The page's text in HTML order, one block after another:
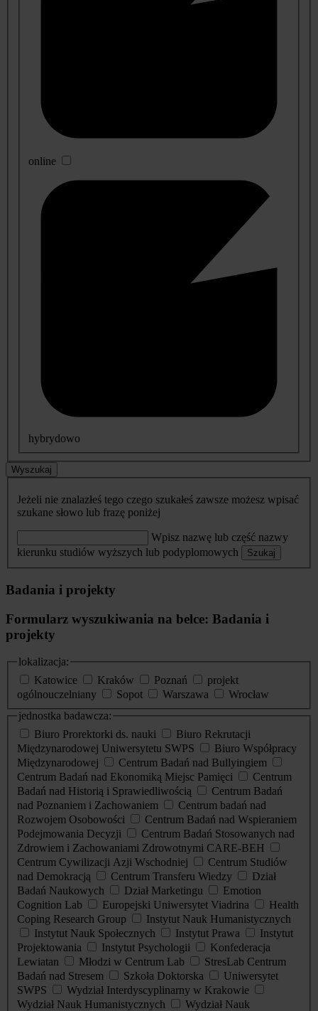
online
hybrydowo
Wyszukaj
Jeżeli nie znalazłeś tego czego szukałeś zawsze możesz wpisać
szukane słowo lub frazę poniżej
Wpisz nazwę lub część nazwy
kierunku studiów wyższych lub podyplomowych
Szukaj
Badania i projekty
Formularz wyszukiwania na belce: Badania i
projekty
lokalizacja:
Katowice
Kraków Poznań
projekt
ogólnouczelniany
Sopot Warszawa
Wrocław
jednostka badawcza:
Biuro Prorektorki ds. nauki
Biuro Rekrutacji
Międzynarodowej Uniwersytetu SWPS
Biuro Współpracy
Międzynarodowej
Centrum Badań nad Bullyingiem
Centrum Badań nad Ekonomiką Miejsc Pamięci
Centrum
Badań nad Historią i Sprawiedliwością
Centrum Badań
nad Poznaniem i Zachowaniem
Centrum badań nad
Rozwojem Osobowości
Centrum Badań nad Wspieraniem
Podejmowania Decyzji
Centrum Badań Stosowanych nad
Zdrowiem i Zachowaniami Zdrowotnymi CARE-BEH
Centrum Cywilizacji Azji Wschodniej
Centrum Studiów
nad Demokracją
Centrum Transferu Wiedzy
Dział
Badań Naukowych
Dział Marketingu
Emotion
Cognition Lab
Europejski Uniwersytet Viadrina
Health
Coping Research Group
Instytut Nauk Humanistycznych
Instytut Nauk Społecznych
Instytut Prawa
Instytut
Projektowania
Instytut Psychologii
Konfederacja
Lewiatan
Młodzi w Centrum Lab
StresLab Centrum
Badań nad Stresem
Szkoła Doktorska
Uniwersytet
SWPS
Wydział Interdyscyplinarny w Krakowie
Wydział Nauk Humanistycznych
Wydział Nauk